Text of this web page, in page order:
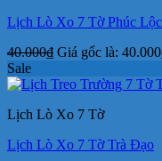
Lịch Lò Xo 7 Tờ Phúc
40.000₫ Giá gốc là:
Sale
Lịch Lò Xo 7 Tờ
Lịch Lò Xo 7 Tờ Trà Đạo